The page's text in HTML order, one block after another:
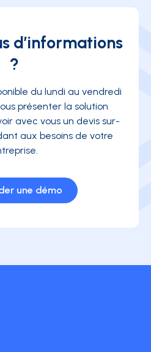
d’informations
?
du lundi au vendredi
présenter la solution
avec vous un devis sur-
aux besoins de votre
une démo